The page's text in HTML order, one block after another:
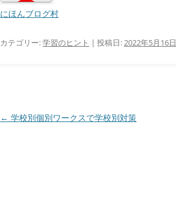
にほんブログ村
カテゴリー:学習のヒント | 投稿日:2022年5月16日
投
← 学校別個別ワークスで学校別対策